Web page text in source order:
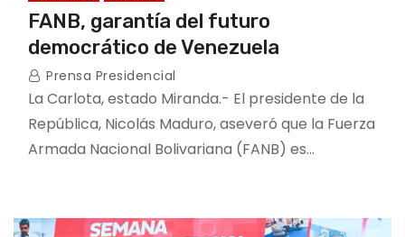
FANB, garantía del futuro
democrático de Venezuela
Prensa Presidencial
La Carlota, estado Miranda.- El presidente de la
República, Nicolás Maduro, aseveró que la Fuerza
Armada Nacional Bolivariana (FANB) es…